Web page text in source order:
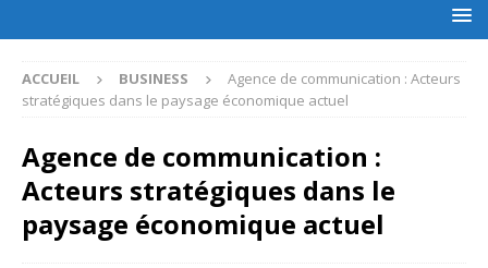
ACCUEIL BUSINESS
Agence de communication : Acteurs
stratégiques dans le paysage économique actuel
Agence de communication :
Acteurs stratégiques dans le
paysage économique actuel